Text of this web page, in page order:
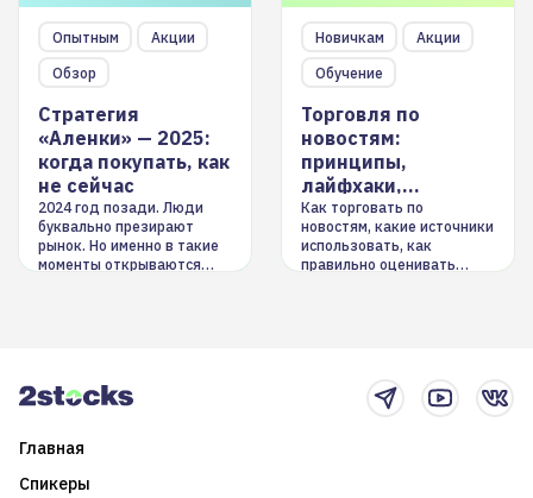
Опытным
Акции
Обзор
Стратегия
«Аленки» — 2025:
когда покупать, как
не сейчас
2024 год позади. Люди
буквально презирают
рынок. Но именно в такие
моменты открываются
Новичкам
Акции
Обучение
Торговля по
новостям:
принципы,
лайфхаки,
инструменты
Как торговать по
новостям, какие источники
использовать, как
правильно оценивать
Главная
Спикеры